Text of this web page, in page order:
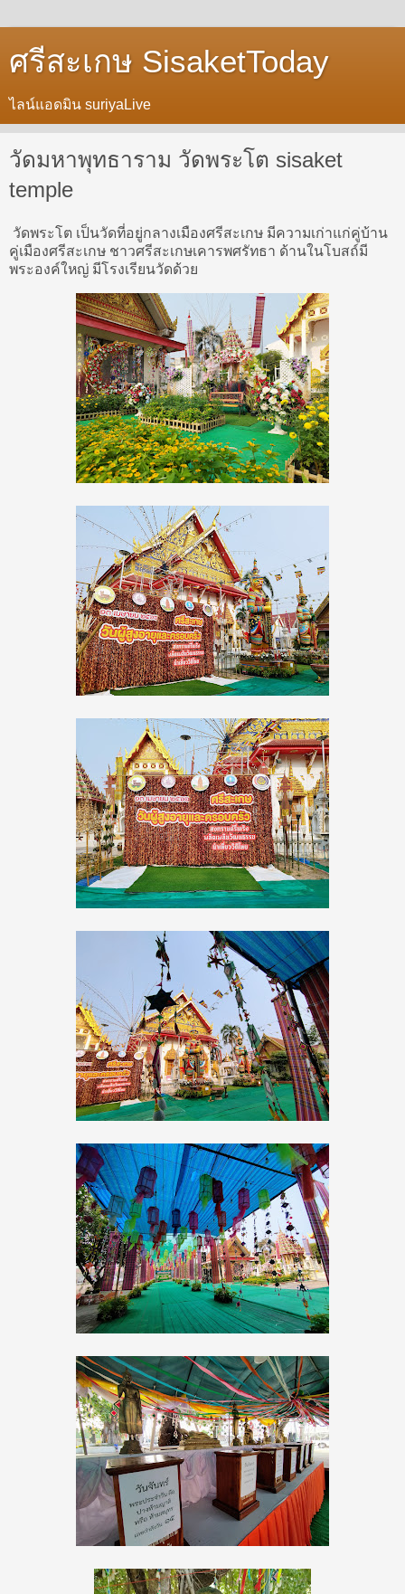
ศรีสะเกษ SisaketToday
ไลน์แอดมิน suriyaLive
วัดมหาพุทธาราม วัดพระโต sisaket
temple
วัดพระโต เป็นวัดที่อยู่กลางเมืองศรีสะเกษ มีความเก่าแก่คู่บ้าน
คู่เมืองศรีสะเกษ ชาวศรีสะเกษเคารพศรัทธา ด้านในโบสถ์มี
พระองค์ใหญ่ มีโรงเรียนวัดด้วย